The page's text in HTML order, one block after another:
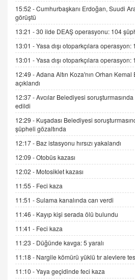
15.09.2025 16:17
SEHER EREK
Kış Ayları Geldi, Hangi
9.12.2025 10:11
İNCİ GÜL AKÖL
06.07.2026 13:00
ADEM AKÖL
Esed Destekçilerinin
Sednaya
11.12.2024 12:30
DR. EKREM ASLAN
Gerçek Ne, Algı Ne?
Cümlesinin Peşinden
19.07.2025 12:45
GÖNÜL MENEKŞE
Şifacının Yolu
04.11.2025 12:56
15:52 -Cumhurbaşkanı Erdoğan, Suudi
görüştü
13:21 -30 ilde DEAŞ operasyonu: 104
13:01 -Yasa dışı otoparkçılara
13:01 -Yasa dışı otoparkçılara
12:49 -Adana Altın Koza'nın Orhan
açıklandı
12:37 -Avcılar Belediyesi
edildi
12:29 - Kuşadası Belediyesi
şüpheli gözaltında
12:17 - Baz istasyonu hırsızı yakalandı
12:09 -Otobüs kazası
12:02 - Motosiklet kazası
11:55 - Feci kaza
11:51 -Sulama kanalında can verdi
11:46 - Kayıp kişi serada ölü bulundu
11:41 - Feci kaza
11:23 - Düğünde kavga: 5 yaralı
11:18 - Nargile kömürü yüklü tır alevlere
11:10 -Yaya geçidinde feci kaza